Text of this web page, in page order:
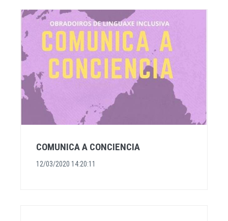
COMUNICA A CONCIENCIA
12/03/2020 14:20:11